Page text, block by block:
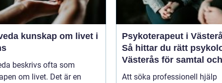
om livet i
beskrivs ofta som
om livet. Det är en
Psykoterapeut i
Så hittar du rätt
Västerås för samtal och
terapi
Att söka professionell hjälp